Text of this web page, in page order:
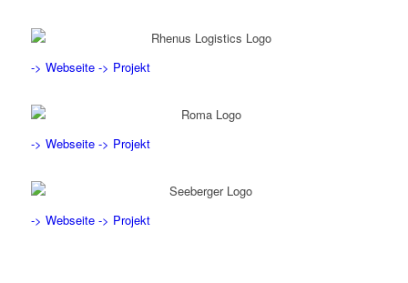
-> Webseite -> Projekt
-> Webseite -> Projekt
-> Webseite -> Projekt